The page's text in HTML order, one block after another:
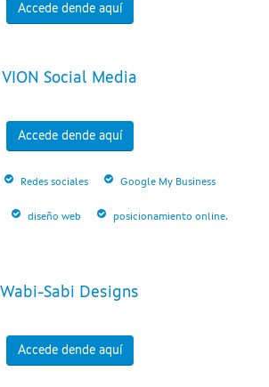
Accede dende aquí
VION Social Media
Accede dende aquí
Redes sociales Google My Business
diseño web posicionamiento online.
Wabi-Sabi Designs
Accede dende aquí